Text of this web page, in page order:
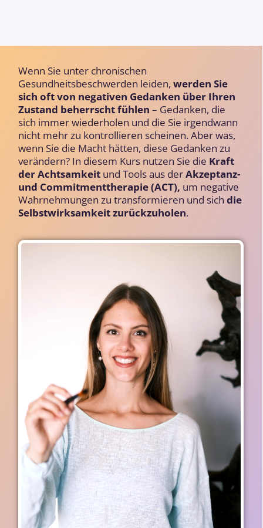
Wenn Sie unter chronischen
Gesundheitsbeschwerden leiden, werden Sie
sich oft von negativen Gedanken über Ihren
Zustand beherrscht fühlen – Gedanken, die
sich immer wiederholen und die Sie irgendwann
nicht mehr zu kontrollieren scheinen. Aber was,
wenn Sie die Macht hätten, diese Gedanken zu
verändern? In diesem Kurs nutzen Sie die Kraft
der Achtsamkeit und Tools aus derAkzeptanz-
und Commitmenttherapie (ACT), um negative
Wahrnehmungen zu transformieren und sich die
Selbstwirksamkeit zurückzuholen.